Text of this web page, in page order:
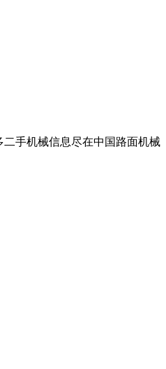
手机械信息尽在中国路面机械